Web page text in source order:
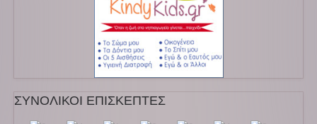
ΣΥΝΟΛΙΚΟΙ ΕΠΙΣΚΕΠΤΕΣ